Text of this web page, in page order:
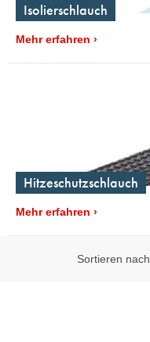
Isolierschlauch
Mehr erfahren
Hitzeschutzschlauch
Mehr erfahren
Sortieren nach